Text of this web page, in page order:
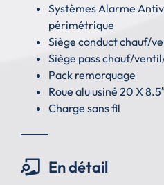
Systèmes Alarme
périmétrique
Siège conduct chauf/
Siège pass chauf/
Pack remorquage
Roue alu usiné 20 X
Charge sans fil
En détail